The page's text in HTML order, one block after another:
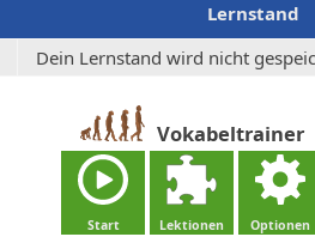
Lernstand
Dein Lernstand wird nicht
Vokabeltrainer
Start Lektionen Optionen